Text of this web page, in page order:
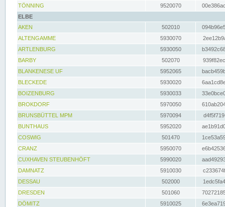
TÖNNING
9520070
ELBE
AKEN
502010
ALTENGAMME
5930070
ARTLENBURG
5930050
BARBY
502070
BLANKENESE UF
5952065
BLECKEDE
5930020
BOIZENBURG
5930033
BROKDORF
5970050
BRUNSBÜTTEL MPM
5970094
BUNTHAUS
5952020
COSWIG
501470
CRANZ
5950070
CUXHAVEN STEUBENHÖFT
5990020
DAMNATZ
5910030
DESSAU
502000
DRESDEN
501060
DÖMITZ
5910025